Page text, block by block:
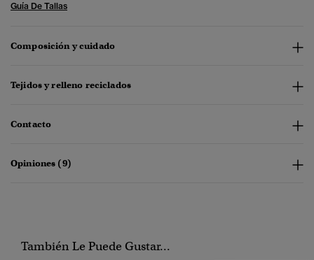
Guía De Tallas
Composición y cuidado
Tejidos y relleno reciclados
Contacto
Opiniones (9)
También Le Puede Gustar...